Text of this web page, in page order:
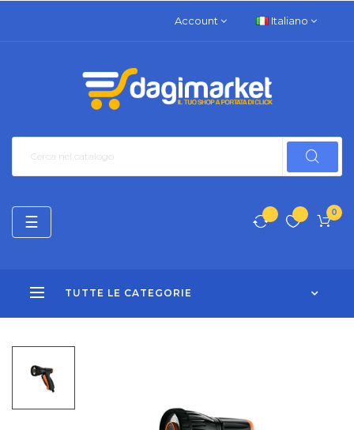
Account Italiano
0
TUTTE LE CATEGORIE
navigazione
Toggle
☰